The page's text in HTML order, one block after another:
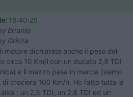
16:40:26
Errante
Grinza
motore dichiarate anche il peso del
circa 10 Km/l con un ducato 2,8 TDI
e il mezzo pesa in marcia (siamo
crociera 100 Km/h. Ho fatto tutta la
; un 2,5 TDI, un 2,8 TDI ed un